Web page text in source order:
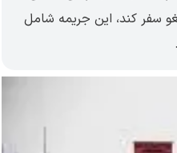
سفر کند، این جریمه شامل